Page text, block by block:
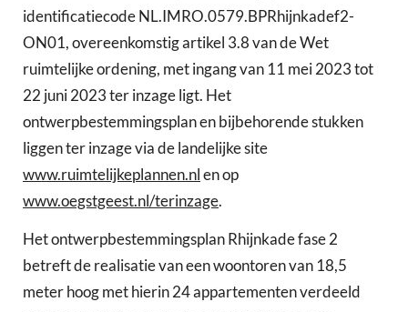
identificatiecode NL.IMRO.0579.BPRhijnkadef2-
ON01, overeenkomstig artikel 3.8 van de Wet
ruimtelijke ordening, met ingang van ​11 mei 2023 tot ​
22 juni 2023 ter inzage ligt. Het
ontwerpbestemmingsplan en bijbehorende stukken
liggen ter inzage via de landelijke site
www.ruimtelijkeplannen.nlen op
www.oegstgeest.nl/terinzage.
Het ontwerpbestemmingsplan Rhijnkade fase 2
betreft de realisatie van een woontoren van 18,5
meter hoog met hierin 24 appartementen verdeeld